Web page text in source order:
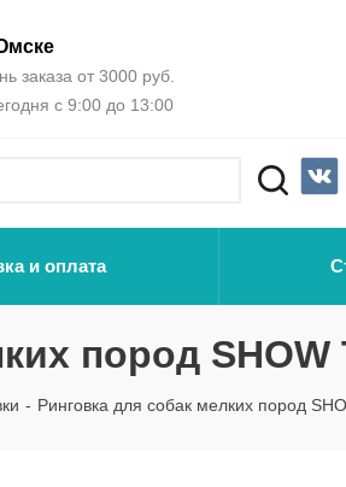
заказа от 3000 руб.
с 9:00 до 13:00
и оплата
пород
- Ринговка для собак мелких пород